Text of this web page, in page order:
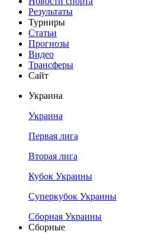
Результаты
Турниры
Статьи
Прогнозы
Видео
Трансферы
Сайт
Украина
Украина
Первая лига
Вторая лига
Кубок Украины
Суперкубок Украины
Сборная Украины
Сборные